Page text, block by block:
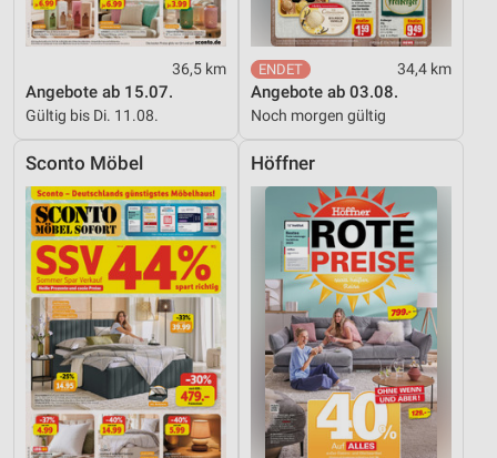
36,5 km
Angebote ab 15.07.
Gültig bis Di. 11.08.
34,4 km
Angebote ab 03.08.
Noch morgen gültig
Sconto Möbel Höffner